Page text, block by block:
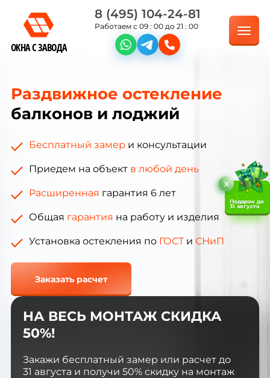
ОКНА С ЗАВОДА
8 (495) 104-24-81
Работаем с 09 : 00 до 21 : 00
Раздвижное остекление
балконов и лоджий
Бесплатный замери консультации
Приедем на объект в любой день
Расширенная гарантия 6 лет
Общая гарантия на работу и изделия
Установка остекления по ГОСТи СНиП
Заказать расчет
НА ВЕСЬ МОНТАЖ СКИДКА
50%!
Закажи бесплатный замер или расчет до
31 августа и получи 50% скидку на монтаж
Подарок до
31 августа